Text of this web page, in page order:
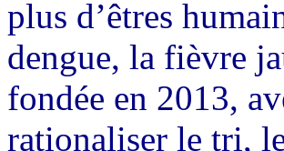
plus d’êtres
dengue, la fièvre
fondée en 2013,
rationaliser le tri,